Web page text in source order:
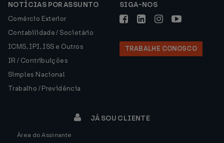
NOTÍCIAS POR ASSUNTO
Comércio Exterior
Contabilidade / Societário
ICMS, IPI, ISS e Outros
IR / Contribuições
Simples Nacional
Trabalho / Previdência
SIGA-NOS
TRABALHE CONOSCO
JÁ SOU CLIENTE
Área do Assinante